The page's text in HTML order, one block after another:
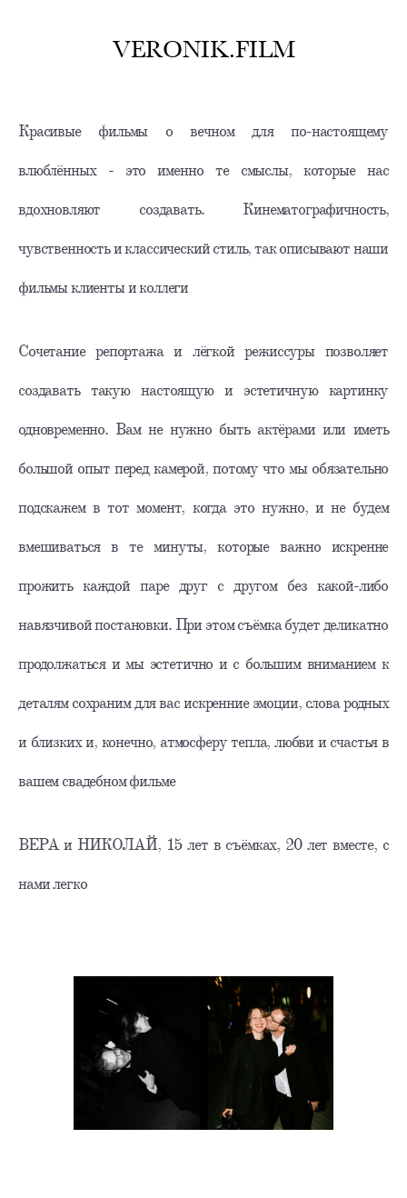
VERONIK.FILM
Красивые фильмы о вечном для по-настоящему
влюблённых - это именно те смыслы, которые нас
вдохновляют создавать. Кинематографичность,
чувственность и классический стиль, так описывают наши
фильмы клиенты и коллеги
Сочетание репортажа и лёгкой режиссуры позволяет
создавать такую настоящую и эстетичную картинку
одновременно. Вам не нужно быть актёрами или иметь
большой опыт перед камерой, потому что мы обязательно
подскажем в тот момент, когда это нужно, и не будем
вмешиваться в те минуты, которые важно искренне
прожить каждой паре друг с другом без какой-либо
навязчивой постановки. При этом съёмка будет деликатно
продолжаться и мы эстетично и с большим вниманием к
деталям сохраним для вас искренние эмоции, слова родных
и близких и, конечно, атмосферу тепла, любви и счастья в
вашем свадебном фильме
ВЕРА и НИКОЛАЙ, 15 лет в съёмках, 20 лет вместе, c
нами легко